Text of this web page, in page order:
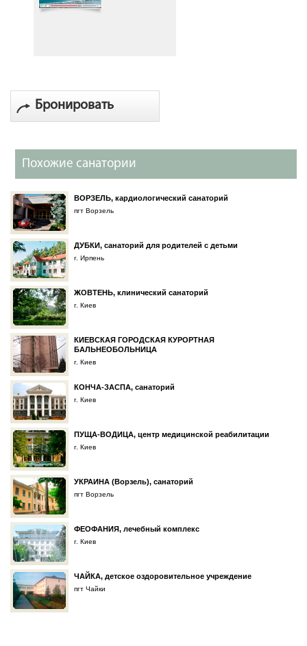
Бронировать
Похожие санатории
ВОРЗЕЛЬ, кардиологический санаторий
пгт Ворзель
ДУБКИ, санаторий для родителей с детьми
г. Ирпень
ЖОВТЕНЬ, клинический санаторий
г. Киев
КИЕВСКАЯ ГОРОДСКАЯ КУРОРТНАЯ
БАЛЬНЕОБОЛЬНИЦА
г. Киев
КОНЧА-ЗАСПА, санаторий
г. Киев
ПУЩА-ВОДИЦА, центр медицинской реабилитации
г. Киев
УКРАИНА (Ворзель), санаторий
пгт Ворзель
ФЕОФАНИЯ, лечебный комплекс
г. Киев
ЧАЙКА, детское оздоровительное учреждение
пгт Чайки